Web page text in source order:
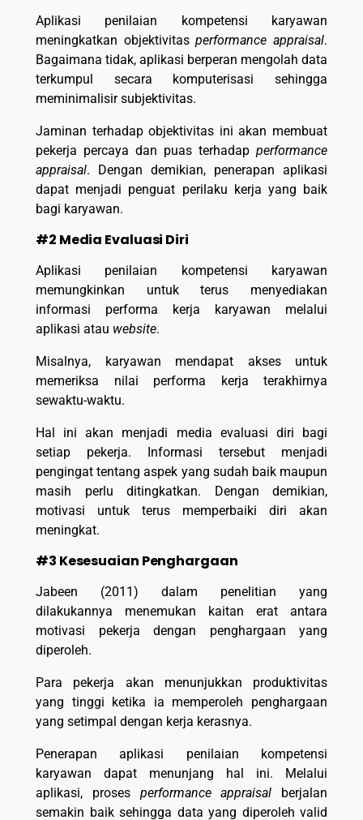
Aplikasi penilaian kompetensi karyawan
meningkatkan objektivitasperformance appraisal.
Bagaimana tidak, aplikasi berperan mengolah data
terkumpul secara komputerisasi sehingga
meminimalisir subjektivitas.
Jaminan terhadap objektivitas ini akan membuat
pekerja percaya dan puas terhadap performance
appraisal. Dengan demikian, penerapan aplikasi
dapat menjadi penguat perilaku kerja yang baik
bagi karyawan.
#2 Media Evaluasi Diri
Aplikasi penilaian kompetensi karyawan
memungkinkan untuk terus menyediakan
informasi performa kerja karyawan melalui
aplikasi atau website.
Misalnya, karyawan mendapat akses untuk
memeriksa nilai performa kerja terakhirnya
sewaktu-waktu.
Hal ini akan menjadi media evaluasi diri bagi
setiap pekerja. Informasi tersebut menjadi
pengingat tentang aspek yang sudah baik maupun
masih perlu ditingkatkan. Dengan demikian,
motivasi untuk terus memperbaiki diri akan
meningkat.
#3 Kesesuaian Penghargaan
Jabeen (2011) dalam penelitian yang
dilakukannya menemukan kaitan erat antara
motivasi pekerja dengan penghargaan yang
diperoleh.
Para pekerja akan menunjukkan produktivitas
yang tinggi ketika ia memperoleh penghargaan
yang setimpal dengan kerja kerasnya.
Penerapan aplikasi penilaian kompetensi
karyawan dapat menunjang hal ini. Melalui
aplikasi, proses performance appraisal berjalan
semakin baik sehingga data yang diperoleh valid